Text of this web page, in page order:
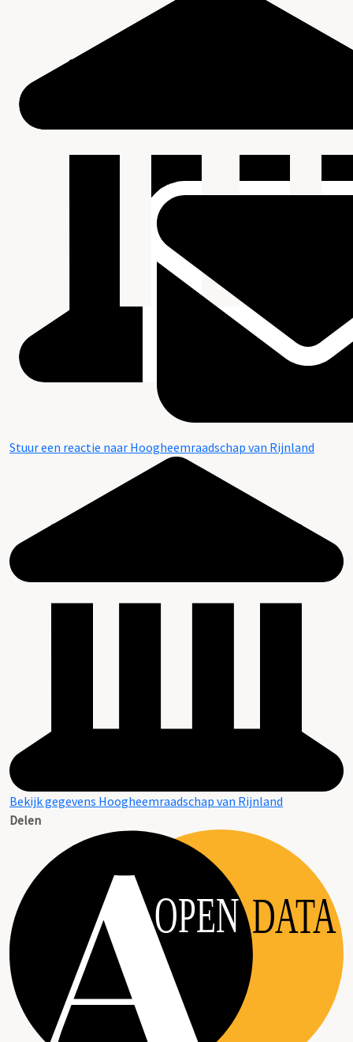
Stuur een reactie naar Hoogheemraadschap van Rijnland
Bekijk gegevens Hoogheemraadschap van Rijnland
Delen
OPEN DATA